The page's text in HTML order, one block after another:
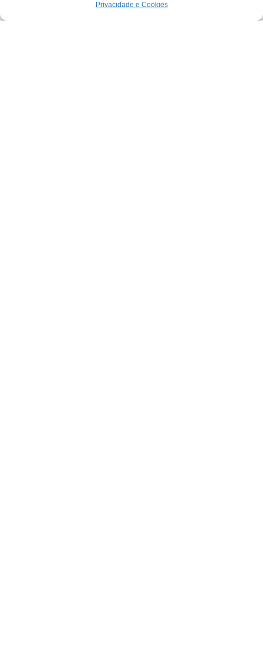
Privacidade e Cookies
Contactos